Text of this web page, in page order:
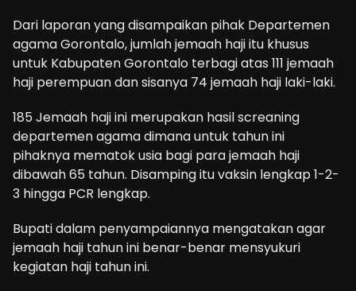
Dari laporan yang disampaikan pihak Departemen
agama Gorontalo, jumlah jemaah haji itu khusus
untuk Kabupaten Gorontalo terbagi atas 111 jemaah
haji perempuan dan sisanya 74 jemaah haji laki-laki.
185 Jemaah haji ini merupakan hasil screaning
departemen agama dimana untuk tahun ini
pihaknya mematok usia bagi para jemaah haji
dibawah 65 tahun. Disamping itu vaksin lengkap 1-2-
3 hingga PCR lengkap.
Bupati dalam penyampaiannya mengatakan agar
jemaah haji tahun ini benar-benar mensyukuri
kegiatan haji tahun ini.